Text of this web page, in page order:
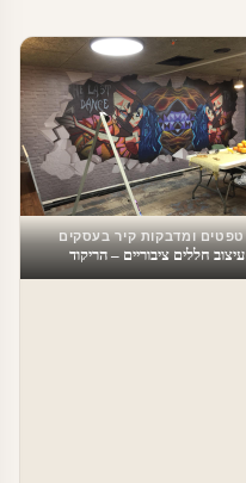
טפטים ומדבקות קיר בעסקים
עיצוב חללים ציבוריים – הריקוד
האחרון